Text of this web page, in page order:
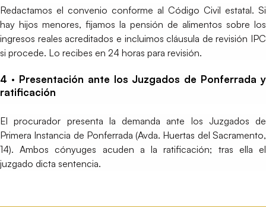
Redactamos el convenio conforme al Código Civil estatal. Si
hay hijos menores, fijamos la pensión de alimentos sobre los
ingresos reales acreditados e incluimos cláusula de revisión IPC
si procede. Lo recibes en 24 horas para revisión.
4 · Presentación ante los Juzgados de Ponferrada y
ratificación
El procurador presenta la demanda ante los Juzgados de
Primera Instancia de Ponferrada (Avda. Huertas del Sacramento,
14). Ambos cónyuges acuden a la ratificación; tras ella el
juzgado dicta sentencia.